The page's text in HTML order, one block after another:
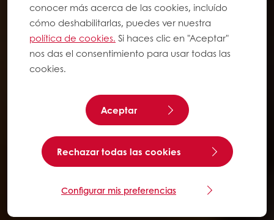
conocer más acerca de las cookies, incluído
cómo deshabilitarlas, puedes ver nuestra
política de cookies. Si haces clic en "Aceptar"
nos das el consentimiento para usar todas las
cookies.
Aceptar
Rechazar todas las cookies
Configurar mis preferencias